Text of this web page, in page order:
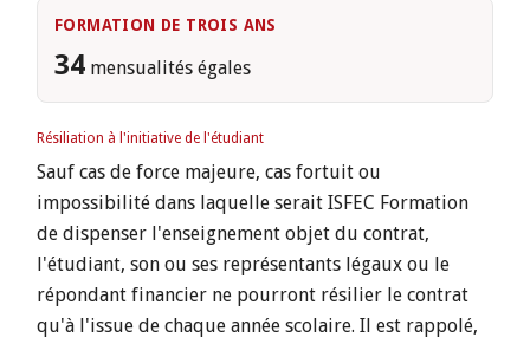
FORMATION DE TROIS ANS
34mensualités égales
Résiliation à l'initiative de l'étudiant
Sauf cas de force majeure, cas fortuit ou
impossibilité dans laquelle serait ISFEC Formation
de dispenser l'enseignement objet du contrat,
l'étudiant, son ou ses représentants légaux ou le
répondant financier ne pourront résilier le contrat
qu'à l'issue de chaque année scolaire. Il est rappolé,